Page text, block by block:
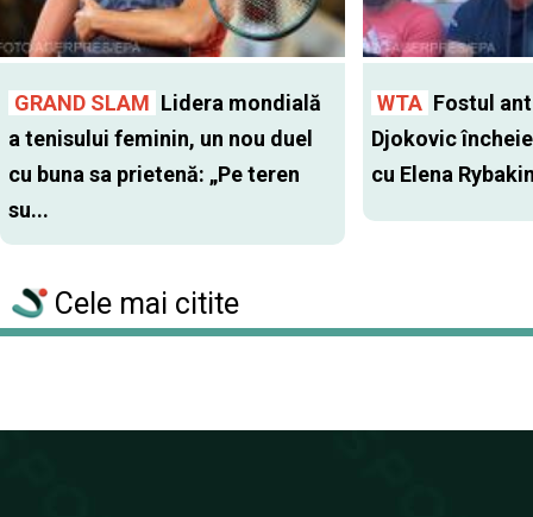
GRAND SLAM Lidera mondială
a tenisului feminin, un nou duel
cu buna sa prietenă: „Pe teren
su...
WTA Fostul
Djokovic
cu Elena
Cele mai citite